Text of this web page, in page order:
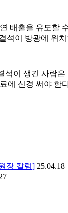
배출을 유도
이 방광에 위
이 생긴 사람
신경 써야
장 칼럼] 25.04.18